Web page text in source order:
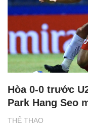
THỂ THAO
Hòa 0-0 trước
Park Hang Seo